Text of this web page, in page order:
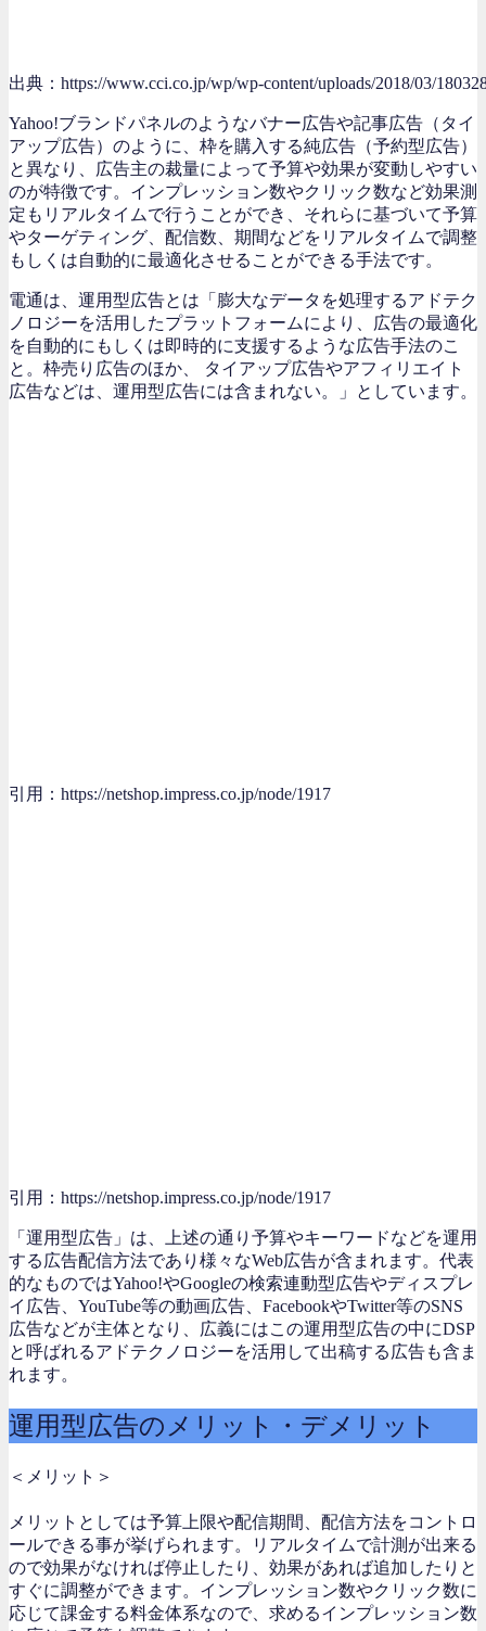
出典：https://www.cci.co.jp/wp/wp-content/uploads/2018/03/
Yahoo!ブランドパネルのようなバナー広告や記事広告（タイ
アップ広告）のように、枠を購入する純広告（予約型広告）
と異なり、広告主の裁量によって予算や効果が変動しやすい
のが特徴です。インプレッション数やクリック数など効果測
定もリアルタイムで行うことができ、それらに基づいて予算
やターゲティング、配信数、期間などをリアルタイムで調整
もしくは自動的に最適化させることができる手法です。
電通は、運用型広告とは「膨大なデータを処理するアドテク
ノロジーを活用したプラットフォームにより、広告の最適化
を自動的にもしくは即時的に支援するような広告手法のこ
と。枠売り広告のほか、 タイアップ広告やアフィリエイト
広告などは、運用型広告には含まれない。」としています。
引用：https://netshop.impress.co.jp/node/1917
引用：https://netshop.impress.co.jp/node/1917
「運用型広告」は、上述の通り予算やキーワードなどを運用
する広告配信方法であり様々なWeb広告が含まれます。代表
的なものではYahoo!やGoogleの検索連動型広告やディスプレ
イ広告、YouTube等の動画広告、FacebookやTwitter等のSNS
広告などが主体となり、広義にはこの運用型広告の中にDSP
と呼ばれるアドテクノロジーを活用して出稿する広告も含ま
れます。
運用型広告のメリット・デメリット
＜メリット＞
メリットとしては予算上限や配信期間、配信方法をコントロ
ールできる事が挙げられます。
リアルタイムで計測が出来る
ので効果がなければ停止したり、効果があれば追加したりと
すぐに調整ができます。インプレッション数やクリック数に
応じて課金する料金体系なので、求めるインプレッション数